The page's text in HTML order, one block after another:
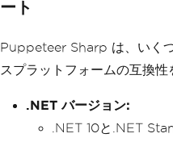
ート
Puppeteer Sharp は、いく
スプラットフォームの互換性
.NET バージョン:
.NET 10と.NET